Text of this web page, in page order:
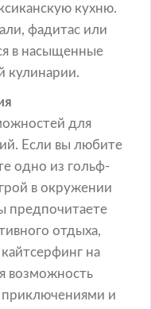
кухню.
фадитас или
в насыщенные
кулинарии.
для
Если вы любите
одно из гольф-
в окружении
предпочитаете
отдыха,
на
возможность
приключениями и